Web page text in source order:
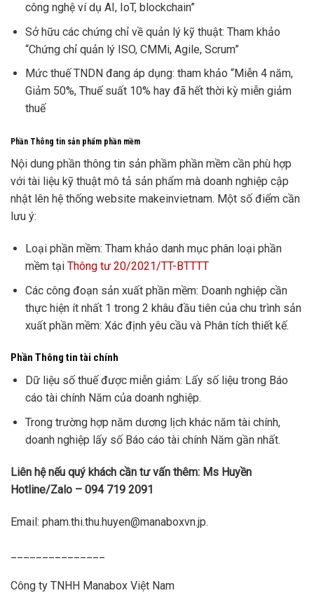
công nghệ ví dụ AI, IoT, blockchain”
Sở hữu các chứng chỉ về quản lý kỹ thuật: Tham khảo
“Chứng chỉ quản lý ISO, CMMi, Agile, Scrum”
Mức thuế TNDN đang áp dụng: tham khảo “Miễn 4 năm,
Giảm 50%, Thuế suất 10% hay đã hết thời kỳ miễn giảm
thuế
Phần Thông tin sản phẩm phần mềm
Nội dung phần thông tin sản phầm phần mềm cần phù hợp
với tài liệu kỹ thuật mô tả sản phẩm mà doanh nghiệp cập
nhật lên hệ thống website makeinvietnam. Một số điểm cần
lưu ý:
Loại phần mềm: Tham khảo danh mục phân loại phần
mềm tại Thông tư 20/2021/TT-BTTTT
Các công đoạn sản xuất phần mềm: Doanh nghiệp cần
thực hiện ít nhất 1 trong 2 khâu đầu tiên của chu trình sản
xuất phần mềm: Xác định yêu cầu và Phân tích thiết kế.
Phần Thông tin tài chính
Dữ liệu số thuế được miễn giảm: Lấy số liệu trong Báo
cáo tài chính Năm của doanh nghiệp.
Trong trường hợp năm dương lịch khác năm tài chính,
doanh nghiệp lấy số Báo cáo tài chính Năm gần nhất.
Liên hệ nếu quý khách cần tư vấn thêm: Ms Huyền
Hotline/Zalo – 094 719 2091
Email: pham.thi.thu.huyen@manaboxvn.jp.
Công ty TNHH Manabox Việt Nam